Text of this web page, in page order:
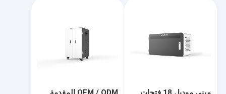
عرض الواقع الافتراضي